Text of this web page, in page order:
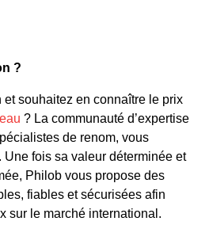
d’Yves Klein
que l’art est fait pour
et toucher le public.
très personnel, Benjamin
le succès, s’inspire
de Klein mais aussi
et d u caractère transgressif du
?
et souhaitez en connaître le prix
? La communauté d’expertise
de renom, vous
Une fois sa valeur déterminée et
Philob vous propose des
fiables et sécurisées afin
sur le marché international.